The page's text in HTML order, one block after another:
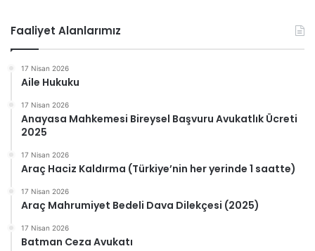
Faaliyet Alanlarımız
17 Nisan 2026
Aile Hukuku
17 Nisan 2026
Anayasa Mahkemesi Bireysel Başvuru Avukatlık Ücreti
2025
17 Nisan 2026
Araç Haciz Kaldırma (Türkiye’nin her yerinde 1 saatte)
17 Nisan 2026
Araç Mahrumiyet Bedeli Dava Dilekçesi (2025)
17 Nisan 2026
Batman Ceza Avukatı